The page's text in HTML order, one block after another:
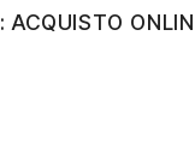
ACQUISTO